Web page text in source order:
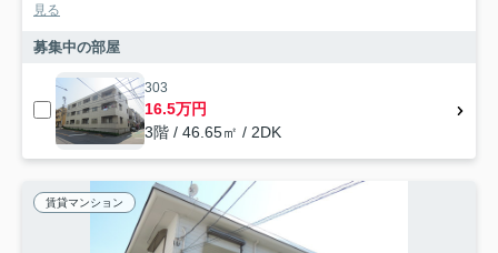
見る
募集中の部屋
303
16.5万円
3階 / 46.65㎡ / 2DK
賃貸マンション